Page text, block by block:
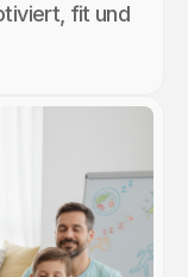
fit und